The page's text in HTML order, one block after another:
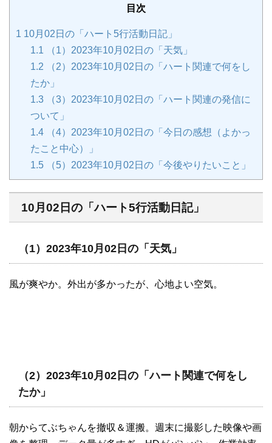
目次
1 10月02日の「ハート5行活動日記」
1.1 （1）2023年10月02日の「天気」
1.2 （2）2023年10月02日の「ハート関連で何をし
たか」
1.3 （3）2023年10月02日の「ハート関連の発信に
ついて」
1.4 （4）2023年10月02日の「今日の感想（よかっ
たこと中心）」
1.5 （5）2023年10月02日の「今後やりたいこと」
10月02日の「ハート5行活動日記」
（1）2023年10月02日の「天気」
風が爽やか。外出が多かったが、心地よい空気。
（2）2023年10月02日の「ハート関連で何をし
たか」
朝からてぶちゃんを撤収＆運搬。週末に撮影した映像や画